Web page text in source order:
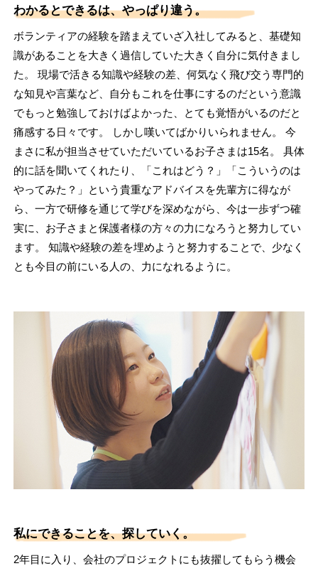
わかるとできるは、やっぱり違う。
ボランティアの経験を踏まえていざ入社してみると、基礎知
識があることを大きく過信していた大きく自分に気付きまし
た。 現場で活きる知識や経験の差、何気なく飛び交う専門的
な知見や言葉など、自分もこれを仕事にするのだという意識
でもっと勉強しておけばよかった、とても覚悟がいるのだと
痛感する日々です。 しかし嘆いてばかりいられません。 今
まさに私が担当させていただいているお子さまは15名。 具体
的に話を聞いてくれたり、「これはどう？」「こういうのは
やってみた？」という貴重なアドバイスを先輩方に得なが
ら、一方で研修を通じて学びを深めながら、今は一歩ずつ確
実に、お子さまと保護者様の方々の力になろうと努力してい
ます。 知識や経験の差を埋めようと努力することで、少なく
とも今目の前にいる人の、力になれるように。
私にできることを、探していく。
2年目に入り、会社のプロジェクトにも抜擢してもらう機会